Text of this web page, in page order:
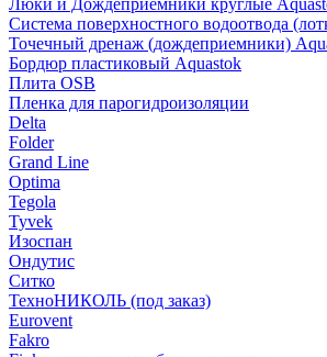
Люки и Дождеприемники круглые
Система поверхностного водоотвода
Точечный дренаж (дождеприемники)
Бордюр пластиковый Aquastok
Плита OSB
Пленка для парогидроизоляции
Delta
Folder
Grand Line
Optima
Tegola
Tyvek
Изоспан
Ондутис
Ситко
ТехноНИКОЛЬ (под заказ)
Eurovent
Fakro